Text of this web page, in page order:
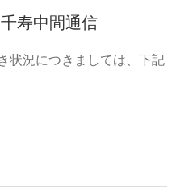
寿中間通信
状況につきましては、下記